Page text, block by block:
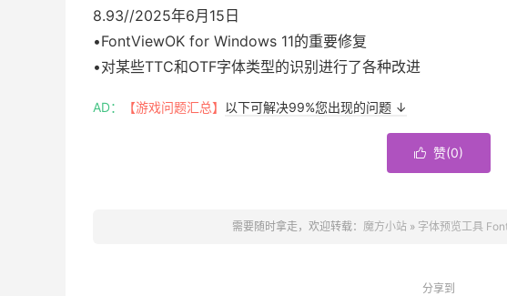
8.93//2025年6月15日
•FontViewOK for Windows 11的重要修复
•对某些TTC和OTF字体类型的识别进行了各种改进
AD： 【游戏问题汇总】 以下可解决99%您出现的问题 ↓
 赞(0)
需要随时拿走，欢迎转载： 魔方小站» 字体预览工具
分享到